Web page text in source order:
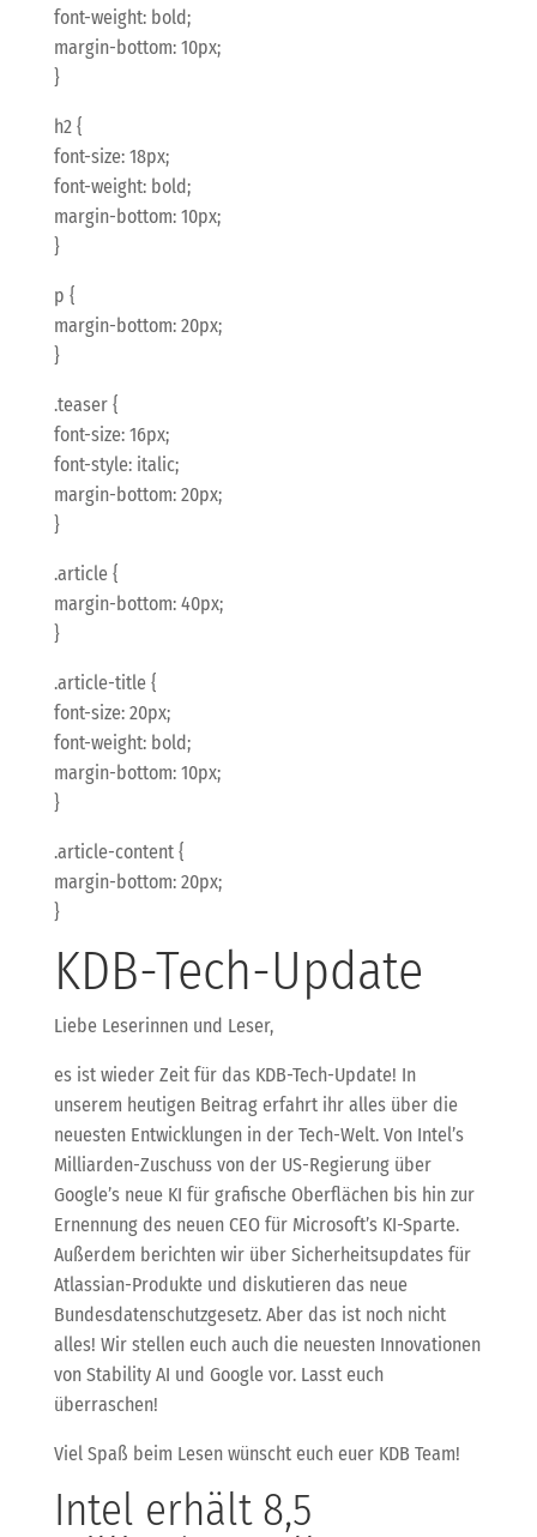
font-weight: bold;
margin-bottom: 10px;
}
h2 {
font-size: 18px;
font-weight: bold;
margin-bottom: 10px;
}
p {
margin-bottom: 20px;
}
.teaser {
font-size: 16px;
font-style: italic;
margin-bottom: 20px;
}
.article {
margin-bottom: 40px;
}
.article-title {
font-size: 20px;
font-weight: bold;
margin-bottom: 10px;
}
.article-content {
margin-bottom: 20px;
}
KDB-Tech-Update
Liebe Leserinnen und Leser,
es ist wieder Zeit für das KDB-Tech-Update! In
unserem heutigen Beitrag erfahrt ihr alles über die
neuesten Entwicklungen in der Tech-Welt. Von Intel’s
Milliarden-Zuschuss von der US-Regierung über
Google’s neue KI für grafische Oberflächen bis hin zur
Ernennung des neuen CEO für Microsoft’s KI-Sparte.
Außerdem berichten wir über Sicherheitsupdates für
Atlassian-Produkte und diskutieren das neue
Bundesdatenschutzgesetz. Aber das ist noch nicht
alles! Wir stellen euch auch die neuesten Innovationen
von Stability AI und Google vor. Lasst euch
überraschen!
Viel Spaß beim Lesen wünscht euch euer KDB Team!
Intel erhält 8,5